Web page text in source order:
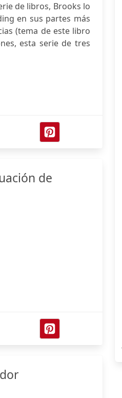
de libros, Brooks lo
en sus partes más
(tema de este libro
esta serie de tres
de